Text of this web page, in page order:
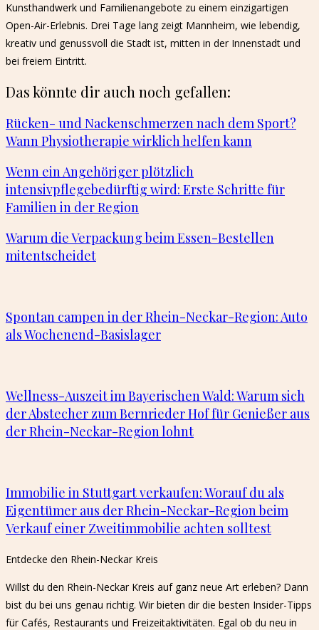
Kunsthandwerk und Familienangebote zu einem einzigartigen
Open-Air-Erlebnis. Drei Tage lang zeigt Mannheim, wie lebendig,
kreativ und genussvoll die Stadt ist, mitten in der Innenstadt und
bei freiem Eintritt.
Das könnte dir auch noch gefallen:
Rücken- und Nackenschmerzen nach dem Sport?
Wann Physiotherapie wirklich helfen kann
Wenn ein Angehöriger plötzlich
intensivpflegebedürftig wird: Erste Schritte für
Familien in der Region
Warum die Verpackung beim Essen-Bestellen
mitentscheidet
Spontan campen in der Rhein-Neckar-Region: Auto
als Wochenend-Basislager
Wellness-Auszeit im Bayerischen Wald: Warum sich
der Abstecher zum Bernrieder Hof für Genießer aus
der Rhein-Neckar-Region lohnt
Immobilie in Stuttgart verkaufen: Worauf du als
Eigentümer aus der Rhein-Neckar-Region beim
Verkauf einer Zweitimmobilie achten solltest
Entdecke den Rhein-Neckar Kreis​
Willst du den Rhein-Neckar Kreis auf ganz neue Art erleben? Dann
bist du bei uns genau richtig. Wir bieten dir die besten Insider-Tipps
für Cafés, Restaurants und Freizeitaktivitäten. Egal ob du neu in